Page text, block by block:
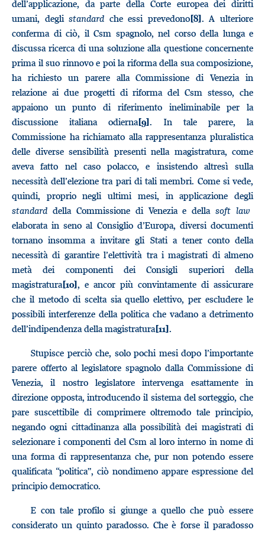
dell’applicazione, da parte della Corte europea dei diritti
umani, deglistandard che essi prevedono[8]. A ulteriore
conferma di ciò, il Csm spagnolo, nel corso della lunga e
discussa ricerca di una soluzione alla questione concernente
prima il suo rinnovo e poi la riforma della sua composizione,
ha richiesto un parere alla Commissione di Venezia in
relazione ai due progetti di riforma del Csm stesso, che
appaiono un punto di riferimento ineliminabile per la
discussione italiana odierna[9]. In tale parere, la
Commissione ha richiamato alla rappresentanza pluralistica
delle diverse sensibilità presenti nella magistratura, come
aveva fatto nel caso polacco, e insistendo altresì sulla
necessità dell’elezione tra pari di tali membri. Come si vede,
quindi, proprio negli ultimi mesi, in applicazione degli
standard della Commissione di Venezia e dellasoft law
elaborata in seno al Consiglio d’Europa, diversi documenti
tornano insomma a invitare gli Stati a tener conto della
necessità di garantire l’elettività tra i magistrati di almeno
metà dei componenti dei Consigli superiori della
magistratura[10], e ancor più convintamente di assicurare
che il metodo di scelta sia quello elettivo, per escludere le
possibili interferenze della politica che vadano a detrimento
dell’indipendenza della magistratura[11].
Stupisce perciò che, solo pochi mesi dopo l’importante
parere offerto al legislatore spagnolo dalla Commissione di
Venezia, il nostro legislatore intervenga esattamente in
direzione opposta, introducendo il sistema del sorteggio, che
pare suscettibile di comprimere oltremodo tale principio,
negando ogni cittadinanza alla possibilità dei magistrati di
selezionare i componenti del Csm al loro interno in nome di
una forma di rappresentanza che, pur non potendo essere
qualificata “politica”, ciò nondimeno appare espressione del
principio democratico.
E con tale profilo si giunge a quello che può essere
considerato un quinto paradosso. Che è forse il paradosso